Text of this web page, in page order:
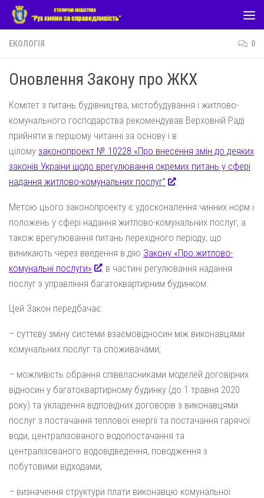
Skip to content
ЕКОЛОГІЯ 0
Оновлення Закону про ЖКХ
Комітет з питань будівництва, містобудування і житлово-
комунального господарства рекомендував Верховній Раді
прийняти в першому читанні за основу і в
цілому законопроект № 10228 «Про внесення змін до деяких
законів України щодо врегулювання окремих питань у сфері
надання житлово-комунальних послуг”
.
Метою цього законопроекту є удосконалення чинних норм і
положень у сфері надання житлово-комунальних послуг, а
також врегулювання питань перехідного періоду, що
виникають через введення в дію Закону «Про житлово-
комунальні послуги»
, в частині регулювання надання
послуг з управління багатоквартирним будинком.
Цей Закон передбачає:
– суттєву зміну системи взаємовідносин між виконавцями
комунальних послуг та споживачами;
– можливість обрання співвласниками моделей договірних
відносин у багатоквартирному будинку (до 1 травня 2020
року) та укладення відповідних договорів з виконавцями
послуг з постачання теплової енергії та постачання гарячої
води, централізованого водопостачання та
централізованого водовідведення, поводження з
побутовими відходами;
– визначення структури плати виконавцю комунальної